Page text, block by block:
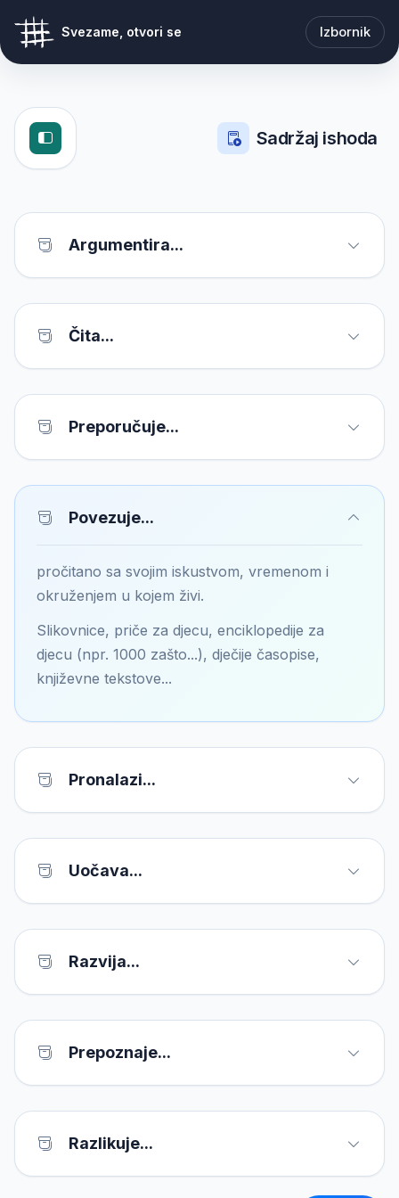
Svezame, otvori se Izbornik
Sadržaj ishoda
Argumentira...
Čita...
Preporučuje...
Povezuje...
pročitano sa svojim iskustvom, vremenom i
okruženjem u kojem živi.
Slikovnice, priče za djecu, enciklopedije za
djecu (npr. 1000 zašto...), dječije časopise,
književne tekstove...
Pronalazi...
Uočava...
Razvija...
Prepoznaje...
Razlikuje...